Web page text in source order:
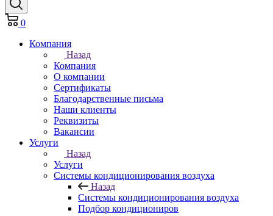
0
Компания
Назад
Компания
О компании
Сертификаты
Благодарственные письма
Наши клиенты
Реквизиты
Вакансии
Услуги
Назад
Услуги
Системы кондиционирования воздуха
Назад
Системы кондиционирования воздуха
Подбор кондициониров